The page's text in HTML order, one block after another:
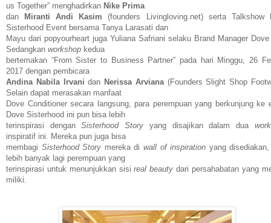
us Together” menghadirkan Nike Prima
dan Miranti Andi Kasim (founders Livingloving.net) serta Talkshow
Sisterhood Event bersama Tanya Larasati dan
Mayu dari popyourheart juga Yuliana Safriani selaku Brand Manager Dove
Sedangkan workshop kedua
bertemakan “From Sister to Business Partner” pada hari Minggu, 26
2017 dengan pembicara
Andina Nabila Irvanidan Nerissa Arviana(Founders Slight Shop
Selain dapat merasakan manfaat
Dove Conditioner secara langsung, para perempuan yang berkunjung ke
Dove Sisterhood ini pun bisa lebih
terinspirasi denganSisterhood Story yang disajikan dalam dua
inspiratif ini. Mereka pun juga bisa
membagi Sisterhood Story mereka di wall of inspiration yang
lebih banyak lagi perempuan yang
terinspirasi untuk menunjukkan sisireal beauty dari persahabatan yang
miliki.